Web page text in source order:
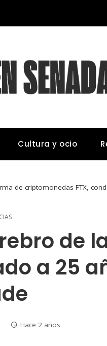
Cultura y ocio
de criptomonedas FTX,
de
a 25
Hace 2 años